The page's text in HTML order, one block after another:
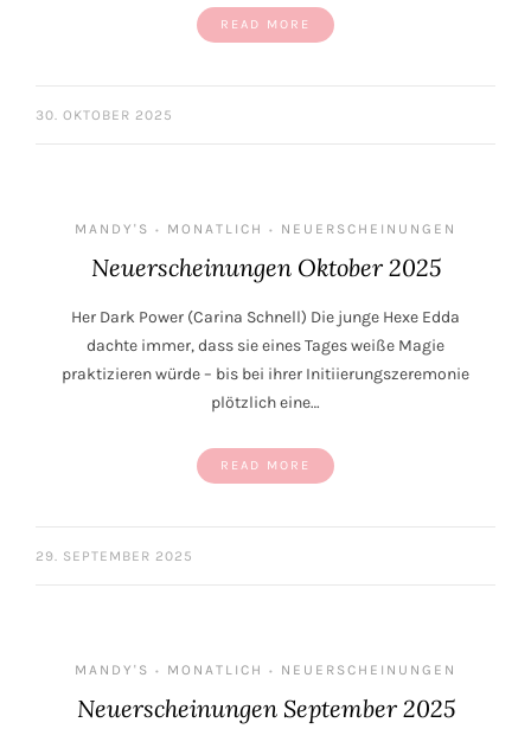
READ MORE
30. OKTOBER 2025
MANDY'S • MONATLICH • NEUERSCHEINUNGEN
Neuerscheinungen Oktober 2025
Her Dark Power (Carina Schnell) Die junge Hexe Edda
dachte immer, dass sie eines Tages weiße Magie
praktizieren würde – bis bei ihrer Initiierungszeremonie
plötzlich eine…
READ MORE
29. SEPTEMBER 2025
MANDY'S • MONATLICH • NEUERSCHEINUNGEN
Neuerscheinungen September 2025